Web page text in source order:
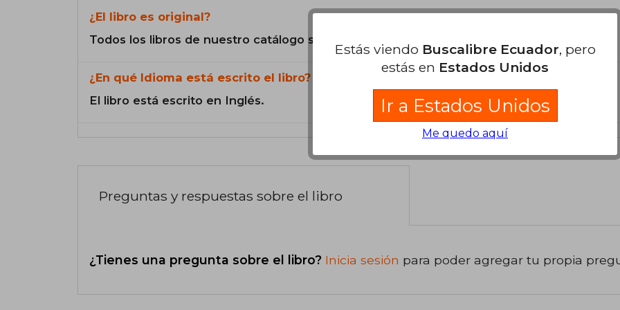
¿El libro es original?
Todos los libros de nuestro catálogo son Originales.
¿En qué Idioma está escrito el libro?
El libro está escrito en Inglés.
Preguntas y respuestas sobre el libro
¿Tienes una pregunta sobre el libro? Inicia sesión para poder agregar tu propia
Estás viendo Buscalibre Ecuador, pero
estás en Estados Unidos
Ir a Estados Unidos
Me quedo aquí